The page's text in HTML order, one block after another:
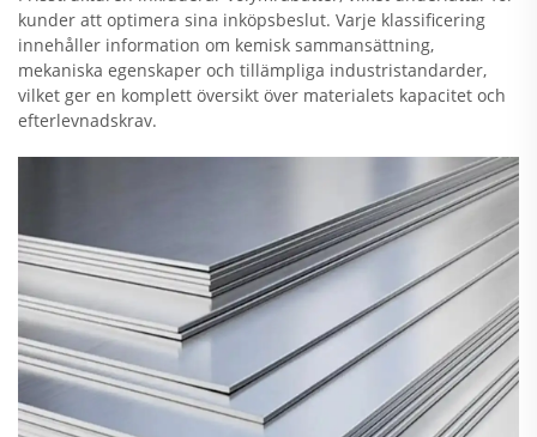
kunder att optimera sina inköpsbeslut. Varje klassificering
innehåller information om kemisk sammansättning,
mekaniska egenskaper och tillämpliga industristandarder,
vilket ger en komplett översikt över materialets kapacitet och
efterlevnadskrav.